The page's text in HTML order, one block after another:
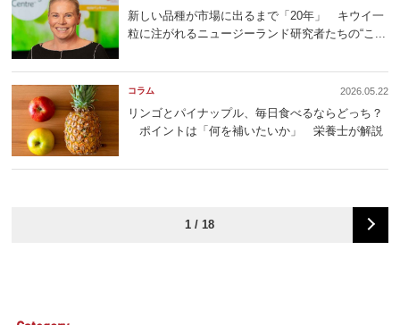
新しい品種が市場に出るまで「20年」 キウイ一
粒に注がれるニュージーランド研究者たちの“こ...
コラム 2026.05.22
リンゴとパイナップル、毎日食べるならどっち？
ポイントは「何を補いたいか」 栄養士が解説
1 / 18